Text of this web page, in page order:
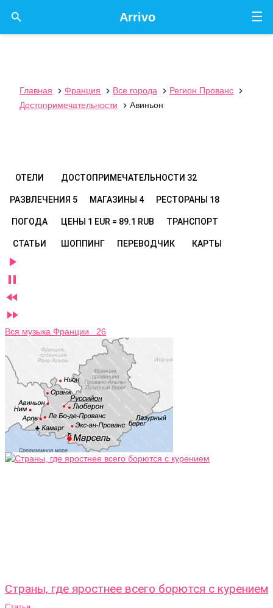
☰
Arrivo

Главная  Франция  Все города  Регион Прованс

Достопримечательности
 Авиньон
ОТЕЛИ ДОСТОПРИМЕЧАТЕЛЬНОСТИ 32
РАЗВЛЕЧЕНИЯ 5 МАГАЗИНЫ 4 РЕСТОРАНЫ 18
ПОГОДА ЦЕНЫ 1 EUR = 89.1 RUB ТРАНСПОРТ
СТАТЬИ ШОППИНГ ПЕРЕВОДЧИК КАРТЫ




Вся музыка Франции 26
Страны, где яростнее всего борются с курением